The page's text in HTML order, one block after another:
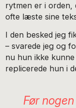
rytmen er i orden,
ofte læste sine
I den besked jeg
– svarede jeg og
nu hun ikke kunne
replicerede hun i
Før